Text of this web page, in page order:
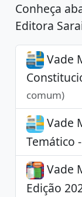
Conheça
Editora
Vade
comum)
Vade
Temático
Vade
Edição